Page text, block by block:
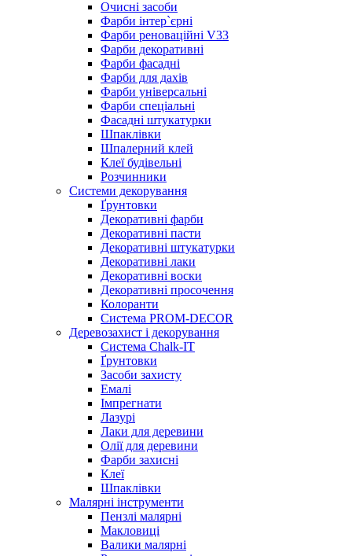
Очисні засоби
Фарби інтер`єрні
Фарби реноваційні V33
Фарби декоративні
Фарби фасадні
Фарби для дахів
Фарби універсальні
Фарби спеціальні
Фасадні штукатурки
Шпаклівки
Шпалерний клей
Клеї будівельні
Розчинники
Системи декорування
Ґрунтовки
Декоративні фарби
Декоративні пасти
Декоративні штукатурки
Декоративні лаки
Декоративні воски
Декоративні просочення
Колоранти
Система PROM-DECOR
Деревозахист і декорування
Система Chalk-IT
Ґрунтовки
Засоби захисту
Емалі
Імпрегнати
Лазурі
Лаки для деревини
Олії для деревини
Фарби захисні
Клеї
Шпаклівки
Малярні інструменти
Пензлі малярні
Макловиці
Валики малярні